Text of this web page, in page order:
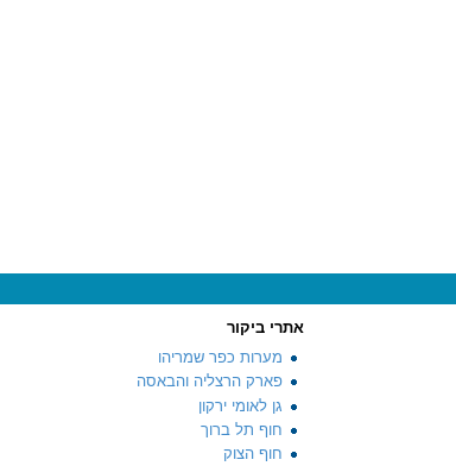
אתרי ביקור
מערות כפר שמריהו
פארק הרצליה והבאסה
גן לאומי ירקון
חוף תל ברוך
חוף הצוק